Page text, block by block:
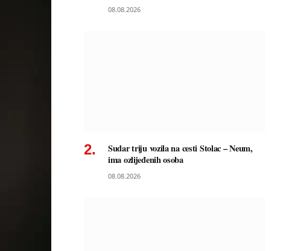
08.08.2026
Sudar triju vozila na cesti Stolac – Neum,
ima ozlijeđenih osoba
08.08.2026